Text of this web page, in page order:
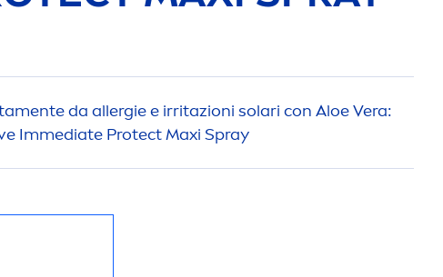
mente da allergie e irritazioni solari con Aloe Vera:
Immediate ProtectMaxi Spray